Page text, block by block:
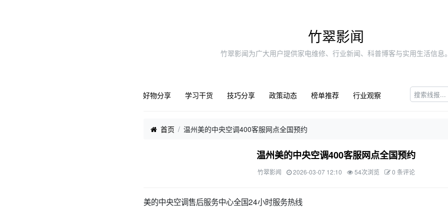
竹翠影闻
竹翠影闻为广大用户提供家电维修、行业新闻、科普博客与实用生活信息
好物分享 学习干货 技巧分享 政策动态 榜单推荐 行业观察
首页 温州美的中央空调400客服网点全国预约
温州美的中央空调400客服网点全国预约
竹翠影闻 2026-03-07 12:10 54次浏览 0 条评论
美的中央空调售后服务中心全国24小时服务热线